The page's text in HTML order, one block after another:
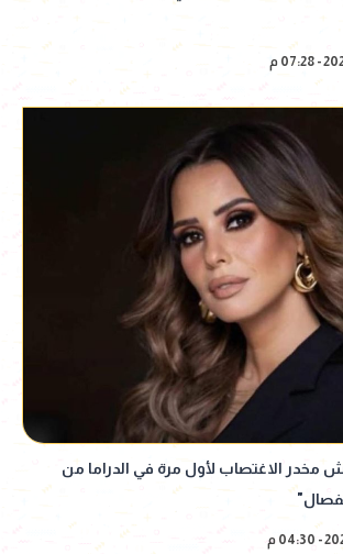
مخدر الاغتصاب لأول مرة في الدراما من